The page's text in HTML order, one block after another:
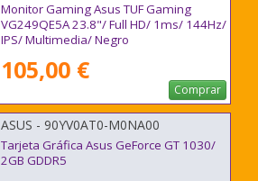
Monitor Gaming Asus TUF Gaming
VG249QE5A 23.8"/ Full HD/ 1ms/ 144Hz/
IPS/ Multimedia/ Negro
105,00 €
Comprar
ASUS - 90YV0AT0-M0NA00
Tarjeta Gráfica Asus GeForce GT 1030/
2GB GDDR5